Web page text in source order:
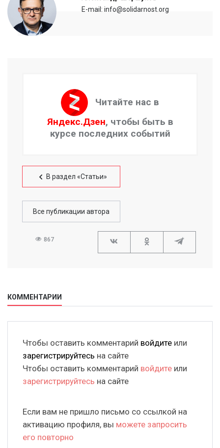
E-mail: info@solidarnost.org
Читайте нас в
Яндекс.Дзен, чтобы быть в
курсе последних событий
В раздел «Статьи»
Все публикации автора
867
КОММЕНТАРИИ
Чтобы оставить комментарий войдите или
зарегистрируйтесь на сайте
Чтобы оставить комментарий войдите или
зарегистрируйтесь на сайте
Если вам не пришло письмо со ссылкой на
активацию профиля, вы можете запросить
его повторно